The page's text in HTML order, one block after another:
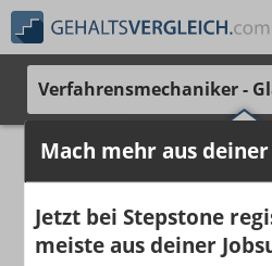
Ergebnisse
Ort hinzufügen
Verfahrensmechaniker -
2.070 €
25% 50%
Bruttogehalt bei 40
pro Jahr
Mach mehr aus deiner
Jetzt bei Stepstone
meiste aus deiner